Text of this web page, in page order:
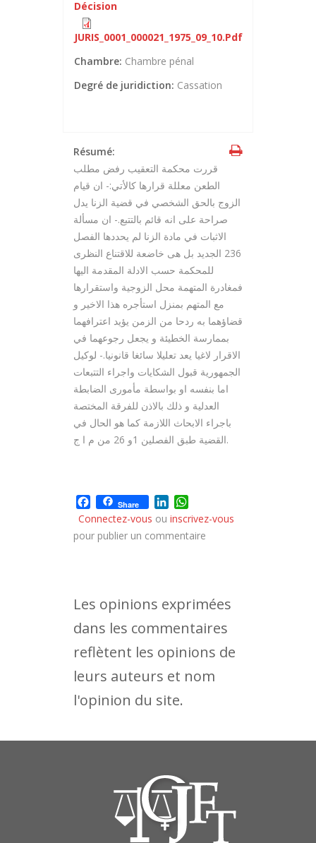
Décision
JURIS_0001_000021_1975_09_10.pdf
Chambre: Chambre pénal
Degré de juridiction: Cassation
Résumé:
قررت محكمة التعقيب رفض مطلب
الطعن معللة قرارها كالأتي:- ان قيام
الزوج بالحق الشخصي في قضية الزنا يدل
صراحة على انه قائم بالتتبع.- ان مسألة
الاثبات في مادة الزنا لم يحددها الفصل
236 الجديد بل هى خاضعة للاقتناع النظرى
للمحكمة حسب الادلة المقدمة اليها
فمغادرة المتهمة محل الزوجية واستقرارها
مع المتهم بمنزل استأجره هذا الاخير و
قضاؤهما به ردحا من الزمن يؤيد اعترافهما
بممارسة الخطيئة و يجعل رجوعهما في
الاقرار لاغيا يعد تعليلا سائغا قانونيا.- لوكيل
الجمهورية قبول الشكايات واجراء التتبعات
اما بنفسه او بواسطة مأمورى الضابطة
العدلية و ذلك بالاذن للفرقة المختصة
باجراء الابحاث اللازمة كما هو الحال في
القضية طبق الفصلين 1و 26 من م ا ج.
Facebook
Share LinkedIn
Connectez-vous ou inscrivez-vous
pour publier un commentaire
Les opinions exprimées
dans les commentaires
reflètent les opinions de
leurs auteurs et nom
l'opinion du site.